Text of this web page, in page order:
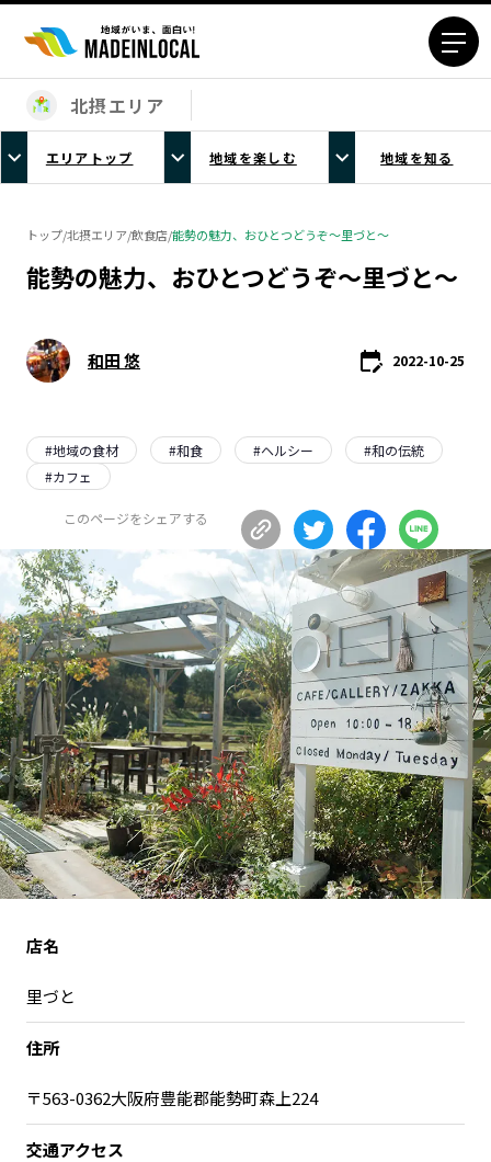
エリアから探す
北海道エリア
青森エリア
秋田エリア
山形エリア
福島エリア
茨城エリア
埼玉エリア
東京23区エリア
富山エリア
石川エリア
福井エリア
長野エリア
岐阜エリア
静岡エリア
愛知エリア
三重エリア
滋賀エリア
京都エリア
大阪市エリア
北摂エリア
堺・泉州エリア
河内エリア
兵庫エリア
奈良エリア
和歌山エリア
鳥取エリア
島根エリア
岡山エリア
広島エリア
山口エリア
徳島エリア
香川エリア
愛媛エリア
高知エリア
福岡エリア
熊本エリア
宮崎エリア
沖縄エリア
カテゴリから探す
北摂エリア
エリアトップ 地域を楽しむ 地域を知る
トップ/北摂エリア/飲食店/能勢の魅力、おひとつどうぞ～里づと～
能勢の魅力、おひとつどうぞ～里づと～
和田 悠 2022-10-25
#地域の食材 #和食 #ヘルシー #和の伝統
#カフェ
このページをシェアする
店名
里づと
住所
〒563-0362大阪府豊能郡能勢町森上224
交通アクセス